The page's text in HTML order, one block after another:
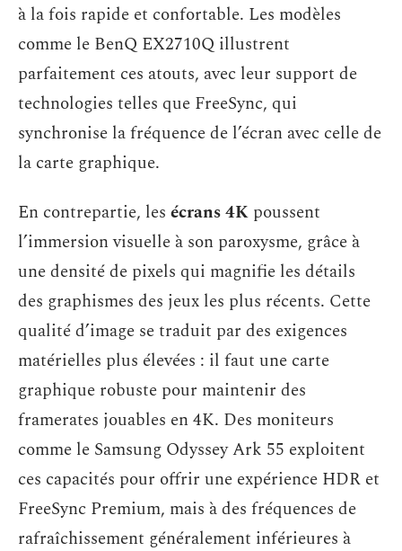
à la fois rapide et confortable. Les modèles
comme le BenQ EX2710Q illustrent
parfaitement ces atouts, avec leur support de
technologies telles que FreeSync, qui
synchronise la fréquence de l’écran avec celle de
la carte graphique.
En contrepartie, les écrans 4K poussent
l’immersion visuelle à son paroxysme, grâce à
une densité de pixels qui magnifie les détails
des graphismes des jeux les plus récents. Cette
qualité d’image se traduit par des exigences
matérielles plus élevées : il faut une carte
graphique robuste pour maintenir des
framerates jouables en 4K. Des moniteurs
comme le Samsung Odyssey Ark 55 exploitent
ces capacités pour offrir une expérience HDR et
FreeSync Premium, mais à des fréquences de
rafraîchissement généralement inférieures à